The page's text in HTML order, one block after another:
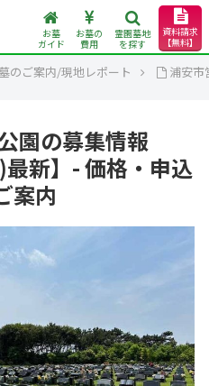
お墓
ガイド
お墓の
費用
霊園墓地
を探す
資料請求
【無料】
のご案内/現地レポート 浦安市
園の募集情報
最新】- 価格・申込
案内